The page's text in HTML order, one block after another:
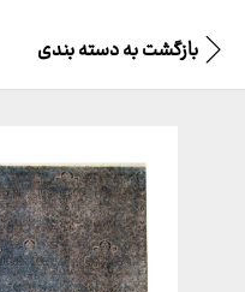
بازگشت بهدسته بندی